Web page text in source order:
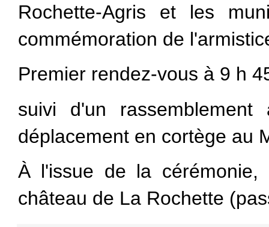
Rochette-Agris et les
commémoration de
Premier rendez-vous à 9 h
suivi d'un
déplacement en cortège au
À l'issue de la
château de La Rochette